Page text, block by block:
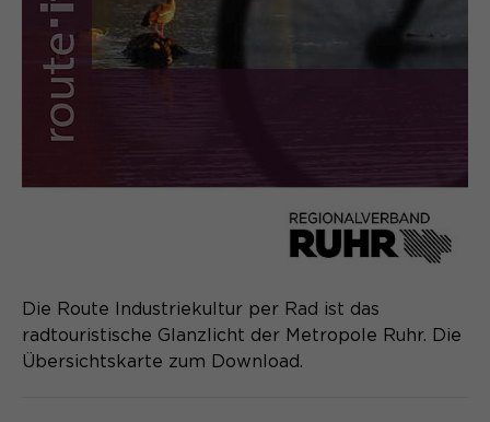
Die Route Industriekultur per Rad ist das
radtouristische Glanzlicht der Metropole Ruhr. Die
Übersichtskarte zum Download.